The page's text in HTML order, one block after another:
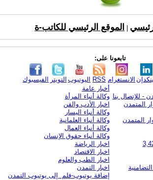
الموقع الرئيسي للكاتب-ة
تابعونا على:
الفيسبوك التويتر اليوتيوب RSS الانستغرام
- للإتصال بنا
المتمدن
المتمدن
أخبار عامة
وكالة أنباء المرأة
اخبار الأدب والفن
وكالة أنباء اليسار
وكالة أنباء العلمانية
وكالة أنباء العمال
وكالة أنباء حقوق الإنسان
اخبار الرياضة
اخبار الاقتصاد
اخبار الطب والعلوم
اخبار التمدن
إضافة يوتيوب-فلم إلى يوتيوب التمدن